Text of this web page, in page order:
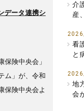
データ連携シ
険中央会」
ム」が、令和
保険中央会よ
介
産
看
と
地
会